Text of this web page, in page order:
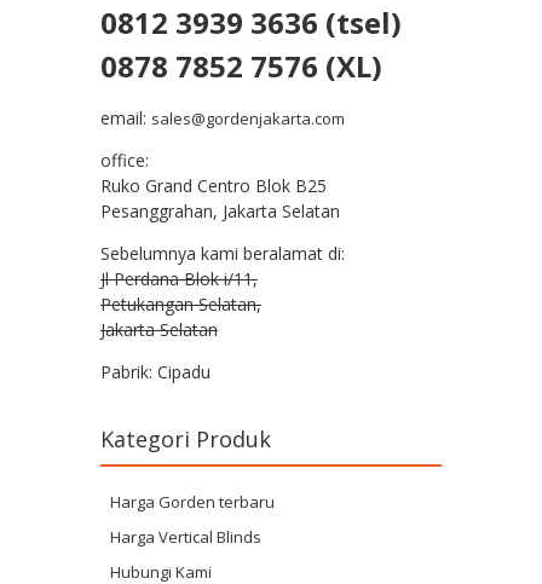
0812 3939 3636 (tsel)
0878 7852 7576 (XL)
email: sales@gordenjakarta.com
office:
Ruko Grand Centro Blok B25
Pesanggrahan, Jakarta Selatan
Sebelumnya kami beralamat di:
Jl Perdana Blok i/11,
Petukangan Selatan,
Jakarta Selatan
Pabrik: Cipadu
Kategori Produk
Harga Gorden terbaru
Harga Vertical Blinds
Hubungi Kami